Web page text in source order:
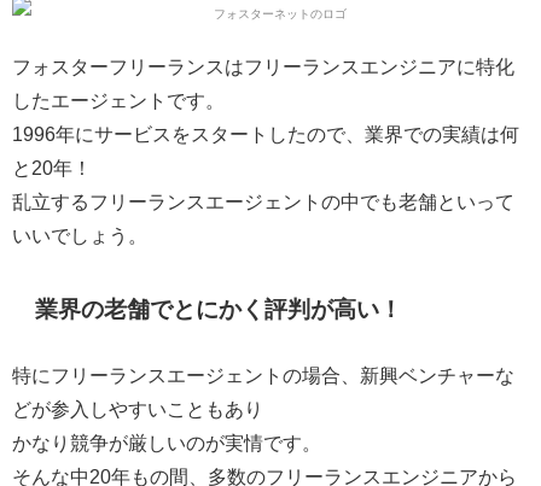
フォスターフリーランスはフリーランスエンジニアに特化
したエージェントです。
1996年にサービスをスタートしたので、 業界での実績は何
と20年！
乱立するフリーランスエージェントの中でも老舗といって
いいでしょう。
業界の老舗でとにかく評判が高い！
特にフリーランスエージェントの場合、新興ベンチャーな
どが参入しやすいこともあり
かなり競争が厳しいのが実情です。
そんな中20年もの間、多数のフリーランスエンジニアから